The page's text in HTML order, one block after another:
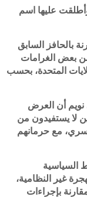
عليها اسم
بالحافز السابق
إعفاءً من بعض الغرامات
المتحدة، بحسب
نويم أن العرض
لا يستفيدون من
مع حرمانهم
السياسية
غير النظامية،
بإجراءات